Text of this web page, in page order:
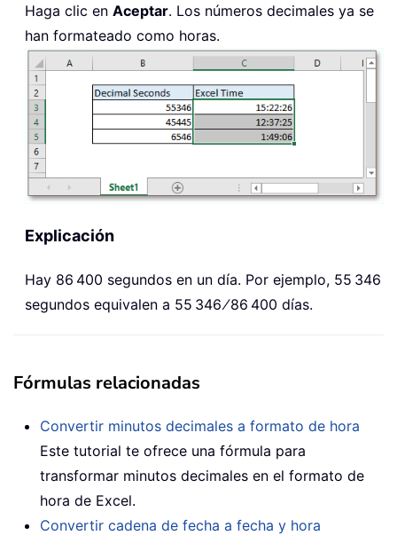
Haga clic en Aceptar. Los números decimales ya se
han formateado como horas.
Explicación
Hay 86 400 segundos en un día. Por ejemplo, 55 346
segundos equivalen a 55 346 ⁄ 86 400 días.
Fórmulas relacionadas
Convertir minutos decimales a formato de hora
Este tutorial te ofrece una fórmula para
transformar minutos decimales en el formato de
hora de Excel.
Convertir cadena de fecha a fecha y hora